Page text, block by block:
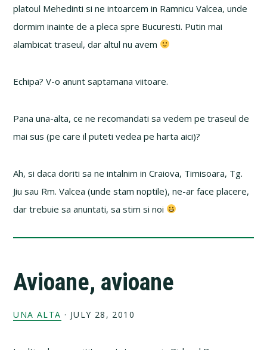
platoul Mehedinti si ne intoarcem in Ramnicu Valcea, unde
dormim inainte de a pleca spre Bucuresti. Putin mai
alambicat traseul, dar altul nu avem
Echipa? V-o anunt saptamana viitoare.
Pana una-alta, ce ne recomandati sa vedem pe traseul de
mai sus (pe care il puteti vedea pe harta aici)?
Ah, si daca doriti sa ne intalnim in Craiova, Timisoara, Tg.
Jiu sau Rm. Valcea (unde stam noptile), ne-ar face placere,
dar trebuie sa anuntati, sa stim si noi
Avioane, avioane
UNA ALTA · JULY 28, 2010